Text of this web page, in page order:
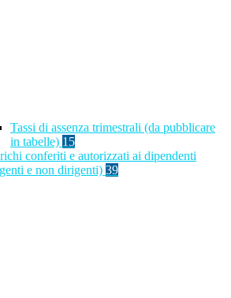
Tassi di assenza trimestrali (da pubblicare
in tabelle) 15
conferiti e autorizzati ai dipendenti
e non dirigenti) 39